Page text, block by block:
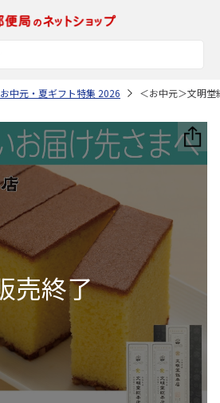
お中元・夏ギフト特集 2026 ＜お中元＞文明